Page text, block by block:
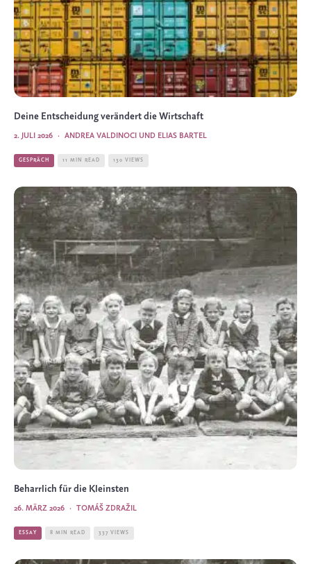
Deine Entscheidung verändert die Wirtschaft
ANDREA VALDINOCI UND ELIAS BARTEL
·
2. JULI 2026
GESPRÄCH 11 MIN READ 130 VIEWS
Beharrlich für die Kleinsten
TOMÁŠ ZDRAŽIL
·
26. MÄRZ 2026
ESSAY 8 MIN READ 337 VIEWS